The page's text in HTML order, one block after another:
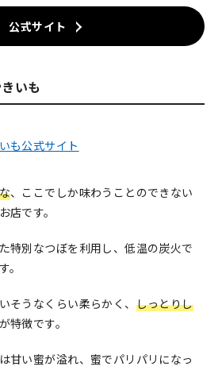
公式サイト
いも
も公式サイト
、ここでしか味わうことのできない
店です。
特別なつぼを利用し、低温の炭火で
。
そうなくらい柔らかく、 しっとりし
特徴です。
甘い蜜が溢れ、蜜でパリパリになっ